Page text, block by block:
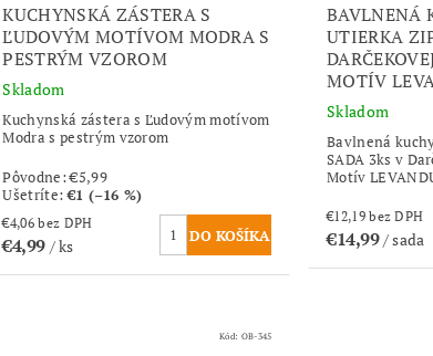
KUCHYNSKÁ ZÁSTERA S
ĽUDOVÝM MOTÍVOM MODRA S
PESTRÝM VZOROM
Skladom
Kuchynská zástera s Ľudovým motívom
Modra s pestrým vzorom
Pôvodne:€5,99
Ušetríte:€1 (–16 %)
€4,06 bez DPH
€4,99 / ks
BAVLNENÁ
UTIERKA
MOTÍV
Skladom
Bavlnená
SADA 3ks v
Motív
€12,19 bez DPH
€14,99/ sada
Kód: OB-345